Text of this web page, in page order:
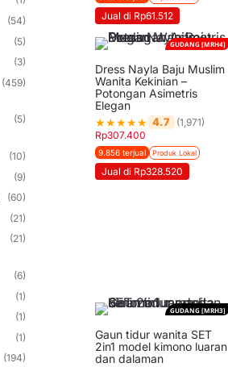
Jual di Rp61.512
GUDANG [MRH4]
Dress Nayla Baju Muslim
Wanita Kekinian –
Potongan Asimetris
Elegan
★★★★★ 4.7
(1,971)
Rp307.400
9.856 terjual Produk Lokal
Jual di Rp328.520
GUDANG [MRH3]
Gaun tidur wanita SET
2in1 model kimono luaran
dan dalaman
(54)
(5)
(3)
(459)
(5)
(10)
(9)
(60)
(21)
(21)
(6)
(1)
(1)
(1)
(194)